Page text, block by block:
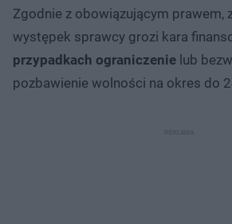
Zgodnie z obowiązującym prawem,
występek sprawcy grozi kara
przypadkach ograniczenie lub
pozbawienie wolności na okres do